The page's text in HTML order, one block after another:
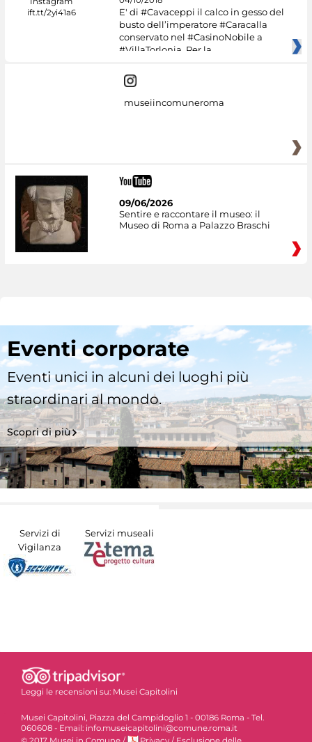
E' di #Cavaceppi il calco in gesso del
busto dell’imperatore #Caracalla
conservato nel #CasinoNobile a
#VillaTorlonia. Per la
museiincomuneroma
09/06/2026
Sentire e raccontare il museo: il
Museo di Roma a Palazzo Braschi
Eventi corporate
Eventi unici in alcuni dei luoghi più
straordinari al mondo.
Scopri di più
Servizi di
Vigilanza
Servizi museali
Leggi le recensioni su: Musei Capitolini
Musei Capitolini, Piazza del Campidoglio 1 - 00186 Roma - Tel.
060608 - Email: info.museicapitolini@comune.roma.it